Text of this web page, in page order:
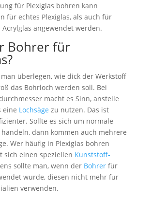
für Plexiglas bohren kann
für echtes Plexiglas, als auch für
angewendet werden.
Bohrer für
überlegen, wie dick der Werkstoff
das Bohrloch werden soll. Bei
macht es Sinn, anstelle
eine Lochsäge zu nutzen. Das ist
Sollte es sich um normale
dann kommen auch mehrere
Wer häufig in Plexiglas bohren
sich einen speziellen Kunststoff-
sollte man, wenn der Bohrerfür
wurde, diesen nicht mehr für
verwenden.